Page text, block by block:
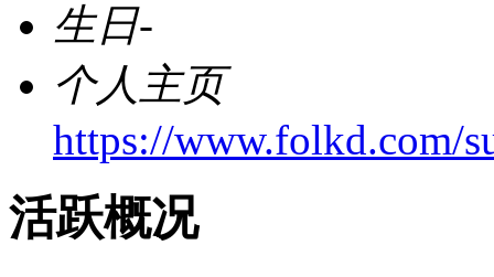
生日-
个人主页
https://www.folkd.com/
活跃概况